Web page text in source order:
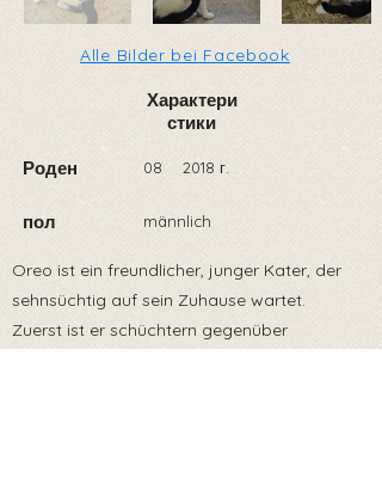
Alle Bilder bei Facebook
Характери
стики
Роден
пол
08 2018 г.
männlich
Oreo ist ein freundlicher, junger Kater, der
sehnsüchtig auf sein Zuhause wartet.
Zuerst ist er schüchtern gegenüber